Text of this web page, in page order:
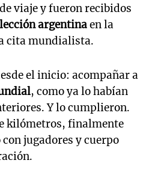
de viaje y fueron recibidos
argentinaen la
cita mundialista.
el inicio: acompañar a
, como ya lo habían
Y lo cumplieron.
kilómetros, finalmente
jugadores y cuerpo